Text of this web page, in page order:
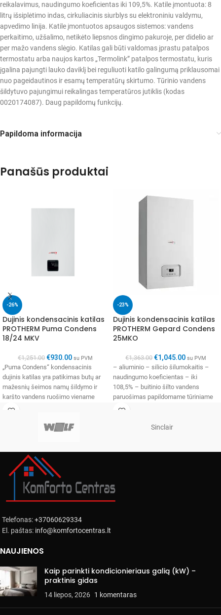
reikalavimus, naudingumo koeficientas iki 109,5%. Katile įmontuota: 8
litrų išsiplėtimo indas, cirkuliacinis siurblys su elektroniniu valdymu,
apvedimo linija. Katile įmontuotos apsaugos sistemos: vandens
perkaitimo, užšalimo, netikėto liepsnos dingimo pakuroje, per didelio ar
per mažo vandens slėgio. Katilas gali būti valdomas įprastu patalpos
termostatu arba naujos kartos „Termolink” patalpos termostatu, kuris
įgalina pajungti lauko daviklį bei reguliuoti katilo galingumą priklausomai
nuo pageidautinos ir esamų temperatūrų skirtumo. Tūrinio vandens
šildytuvo pajungimui reikalingas temperatūros jutiklis (kodas
0020174087). Daug papildomų funkcijų.
Papildoma informacija
Panašūs produktai
-26%
Dujinis kondensacinis katilas
PROTHERM Puma Condens
18/24 MKV
€1,251.00 €930.00 su PVM
„Puma Condens“ kondensacinis
dujinis katilas yra patikimas butų ar
mažesnių šeimos namų šildymo ir
karšto vandens ruošimo viename
neįprastai kompaktiškas
-23%
Dujinis kondensacinis katilas
PROTHERM Gepard Condens
25MKO
€1,363.00 €1,045.00 su PVM
– aliuminio – silicio šilumokaitis –
naudingumo koeficientas – iki
108,5% – buitinio šilto vandens
paruošimas papildomame tūriniame
vandens šildytuve
Sinclair
Telefonas:+37060629334
El. paštas: info@komfortocentras.lt
NAUJIENOS
Kaip parinkti kondicionieriaus galią (kW) –
praktinis gidas
14 liepos, 2026 1 komentaras